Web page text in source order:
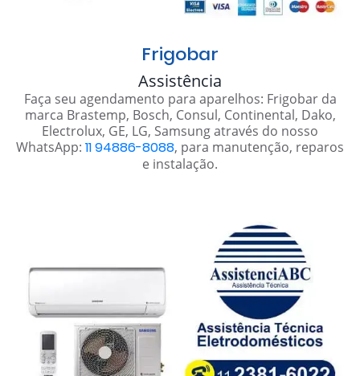
Frigobar
Assistência
Faça seu agendamento para aparelhos: Frigobar da
marca Brastemp, Bosch, Consul, Continental, Dako,
Electrolux, GE, LG, Samsung através do nosso
WhatsApp: 11 94886-8088, para manutenção, reparos
e instalação.